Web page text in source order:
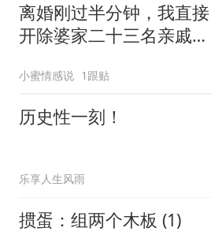
离婚刚过半分钟，我直接
开除婆家二十三名亲戚，
归她儿子管理
小蜜情感说 1跟贴
历史性一刻！
乐享人生风雨
掼蛋：组两个木板 (1)